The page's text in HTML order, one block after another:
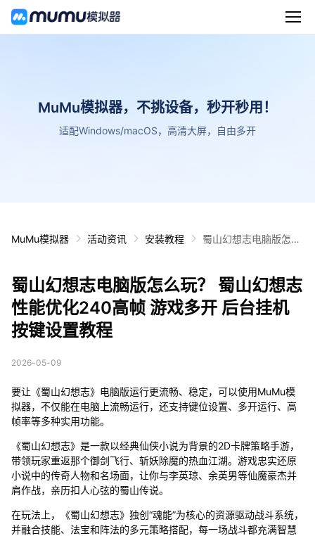
MuMu模拟器，不挑设备，秒开秒用！
适配Windows/macOS，高清大屏，自由多开
MuMu模拟器 活动资讯 安装教程
蜀山幻想志电脑版怎么
后台挂机 按键设置教程
蜀山幻想志电脑版怎么玩？ 蜀山幻想志
性能优化240高帧 游戏多开 后台挂机
按键设置教程
2026-05-09
要让《蜀山幻想志》电脑版运行更流畅、稳定，可以使用MuMu模
拟器，不仅能在电脑上流畅运行，还支持键位设置、多开运行、高
帧率等多种实用功能。
《蜀山幻想志》是一款以经典仙侠小说为背景的2D卡牌策略手游，
带领玩家重返那个御剑飞行、斩妖除魔的热血江湖。游戏忠实还原
小说中的传奇人物和名场面，让你与李英琼、余英男等仙魔豪杰并
肩作战，亲历扣人心弦的蜀山传说。
在玩法上，《蜀山幻想志》独创“魂能”为核心的资源驱动战斗系统，
并融合技能、法宝和阵法的多元策略搭配，每一场战斗都充满智慧